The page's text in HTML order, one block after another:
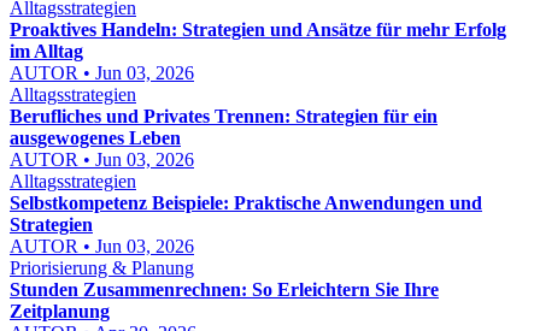
Alltagsstrategien
Proaktives Handeln: Strategien und Ansätze für mehr Erfolg
im Alltag
AUTOR • Jun 03, 2026
Alltagsstrategien
Berufliches und Privates Trennen: Strategien für ein
ausgewogenes Leben
AUTOR • Jun 03, 2026
Alltagsstrategien
Selbstkompetenz Beispiele: Praktische Anwendungen und
Strategien
AUTOR • Jun 03, 2026
Priorisierung & Planung
Stunden Zusammenrechnen: So Erleichtern Sie Ihre
Zeitplanung